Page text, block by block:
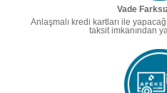
Vade
Anlaşmalı kredi kartları ile
taksit imkanından